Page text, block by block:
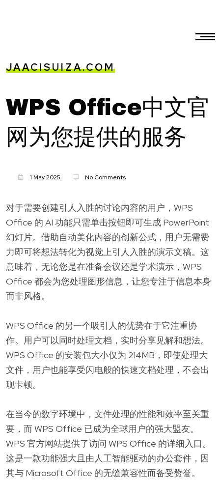
JAACISUIZA.COM
WPS Office中文官
网为您提供的服务
1 May 2025 No Comments
对于需要创建引人入胜的讨论内容的用户，WPS
Office 的 AI 功能只需单击按钮即可生成 PowerPoint
幻灯片。借助自动美化内容的创新公式，用户无需费
力即可将想法转化为视觉上引人入胜的演示文稿。这
意味着，无论您是在准备会议还是学术演示，WPS
Office 都会为您处理图形信息，让您专注于信息本身
而非风格。
WPS Office 的另一个吸引人的优势在于它注重协
作。用户可以同时处理文档，实时分享见解和想法。
WPS Office 的安装包大小仅为 214MB，即使处理大
文件，用户也能享受闪电般的快速文档处理，不会出
现卡顿。
在当今的数字环境中，文件处理的性能和效率至关重
要，而 WPS Office 已成为全球用户的强大盟友。
WPS 官方网站提供了访问 WPS Office 的详细入口。
这是一款功能强大且由人工智能驱动的办公套件，因
其与 Microsoft Office 的无缝兼容性而备受赞誉。